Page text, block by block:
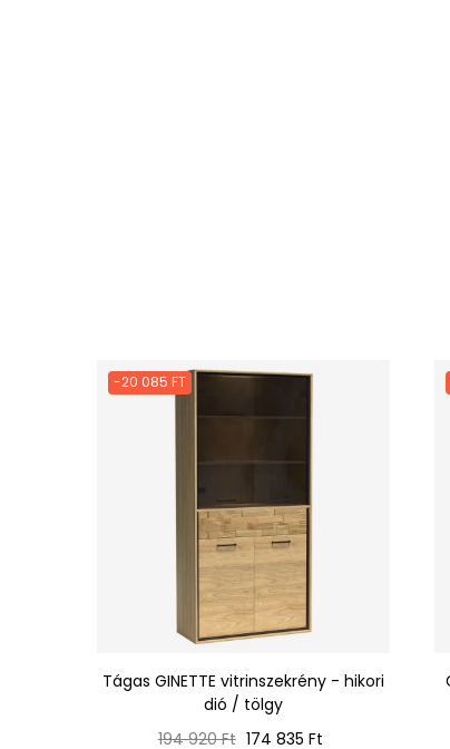
-20 085 FT
Tágas GINETTE vitrinszekrény - hikori
dió / tölgy
Normál
194 920 Ft Ár
174 835 Ft